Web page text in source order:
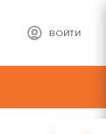
ВОЙТИ